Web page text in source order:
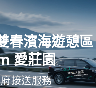
春濱海遊憩
愛莊園
接送服務